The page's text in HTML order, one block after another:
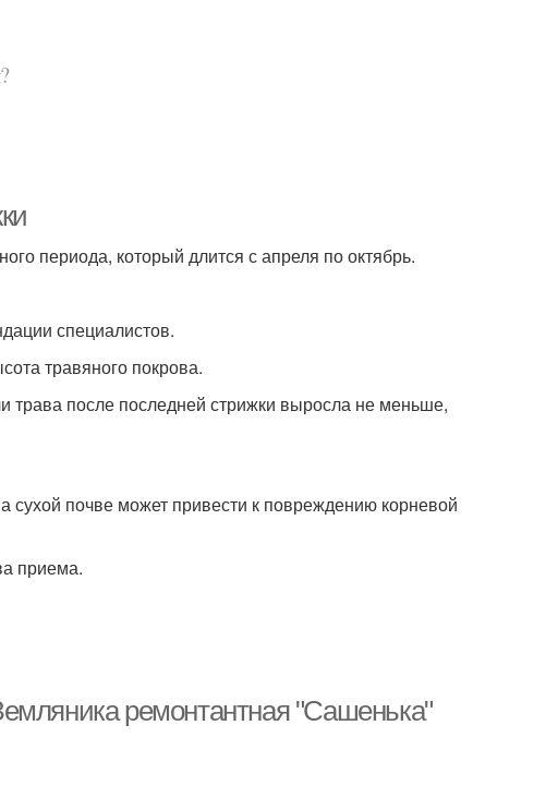
периода, который длится с апреля по октябрь.
специалистов.
травяного покрова.
трава после последней стрижки выросла не меньше,
почве может привести к повреждению корневой
приема.
ремонтантная "Сашенька"